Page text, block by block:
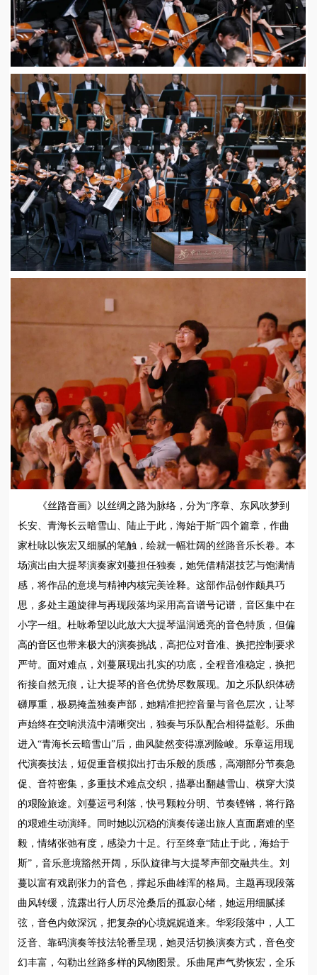
《丝路音画》以丝绸之路为脉络，分为“序章、东风吹梦到
长安、青海长云暗雪山、陆止于此，海始于斯”四个篇章，作曲
家杜咏以恢宏又细腻的笔触，绘就一幅壮阔的丝路音乐长卷。本
场演出由大提琴演奏家刘蔓担任独奏，她凭借精湛技艺与饱满情
感，将作品的意境与精神内核完美诠释。这部作品创作颇具巧
思，多处主题旋律与再现段落均采用高音谱号记谱，音区集中在
小字一组。杜咏希望以此放大大提琴温润透亮的音色特质，但偏
高的音区也带来极大的演奏挑战，高把位对音准、换把控制要求
严苛。面对难点，刘蔓展现出扎实的功底，全程音准稳定，换把
衔接自然无痕，让大提琴的音色优势尽数展现。加之乐队织体磅
礴厚重，极易掩盖独奏声部，她精准把控音量与音色层次，让琴
声始终在交响洪流中清晰突出，独奏与乐队配合相得益彰。乐曲
进入“青海长云暗雪山”后，曲风陡然变得凛冽险峻。乐章运用现
代演奏技法，短促重音模拟出打击乐般的质感，高潮部分节奏急
促、音符密集，多重技术难点交织，描摹出翻越雪山、横穿大漠
的艰险旅途。刘蔓运弓利落，快弓颗粒分明、节奏铿锵，将行路
的艰难生动演绎。同时她以沉稳的演奏传递出旅人直面磨难的坚
毅，情绪张弛有度，感染力十足。行至终章“陆止于此，海始于
斯”，音乐意境豁然开阔，乐队旋律与大提琴声部交融共生。刘
蔓以富有戏剧张力的音色，撑起乐曲雄浑的格局。主题再现段落
曲风转缓，流露出行人历尽沧桑后的孤寂心绪，她运用细腻揉
弦，音色内敛深沉，把复杂的心境娓娓道来。华彩段落中，人工
泛音、靠码演奏等技法轮番呈现，她灵活切换演奏方式，音色变
幻丰富，勾勒出丝路多样的风物图景。乐曲尾声气势恢宏，全乐